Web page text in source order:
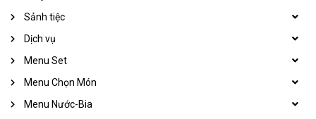
Sảnh tiệc
Dịch vụ
Menu Set
Menu Chọn Món
Menu Nước-Bia